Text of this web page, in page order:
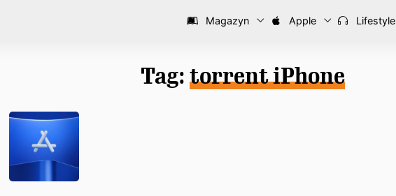
Magazyn Apple Lifestyle
Tag: torrent iPhone